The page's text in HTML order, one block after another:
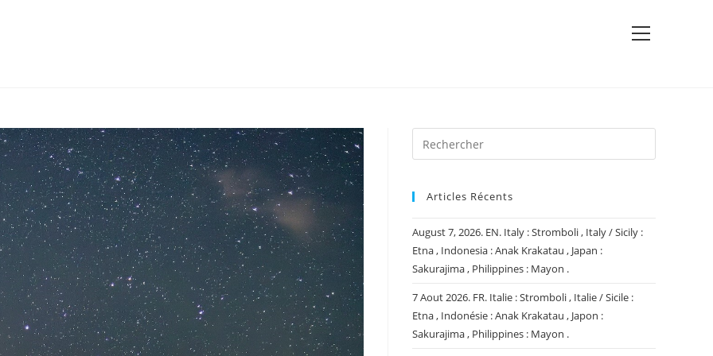
View
Articles Récents
August 7, 2026. EN. Italy : Stromboli , Italy / Sicily :
Etna , Indonesia : Anak Krakatau , Japan :
Sakurajima , Philippines : Mayon .
7 Aout 2026. FR. Italie : Stromboli , Italie / Sicile :
Etna , Indonésie : Anak Krakatau , Japon :
Sakurajima , Philippines : Mayon .